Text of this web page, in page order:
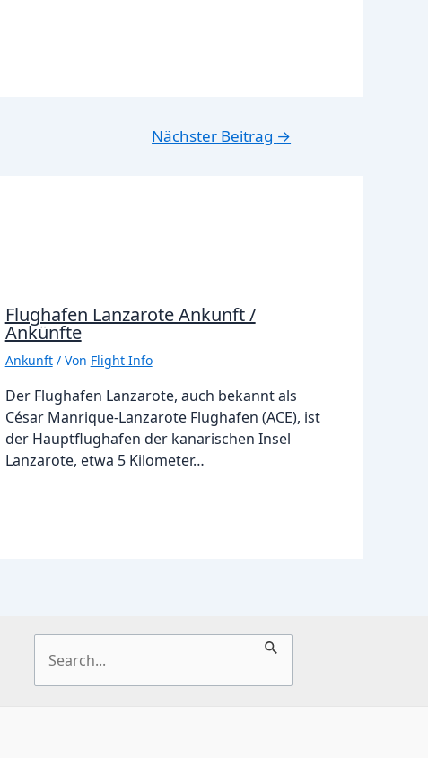
Nächster Beitrag →
Flughafen Lanzarote Ankunft /
Ankünfte
Ankunft/ Von Flight Info
Der Flughafen Lanzarote, auch bekannt als
César Manrique-Lanzarote Flughafen (ACE), ist
der Hauptflughafen der kanarischen Insel
Lanzarote, etwa 5 Kilometer…
nach: